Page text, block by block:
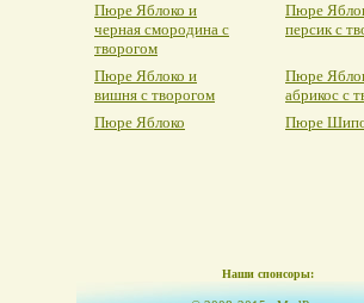
Пюре Яблоко и
черная смородина с
творогом
Пюре
персик с
Пюре Яблоко и
вишня с творогом
Пюре
абрикос с
Пюре Яблоко
Пюре
Наши спонсоры: